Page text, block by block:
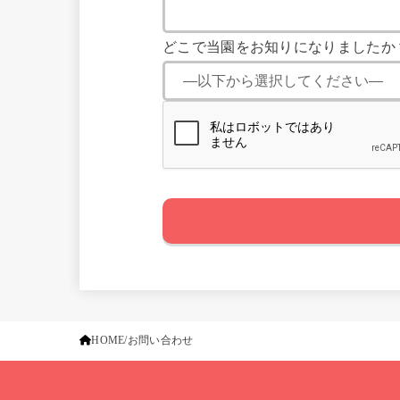
どこで当園をお知りになりましたか
HOME お問い合わせ